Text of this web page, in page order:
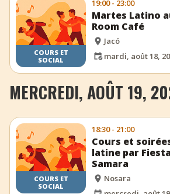
COURS ET
SOCIAL
19:00 - 23:00
Martes Latino
Room Café
Jacó
mardi, août 18,
MERCREDI, AOÛT 19,
COURS ET
SOCIAL
18:30 - 21:00
Cours et
latine par
Samara
Nosara